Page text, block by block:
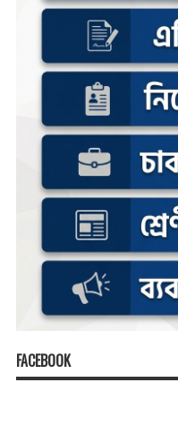
FACEBOOK